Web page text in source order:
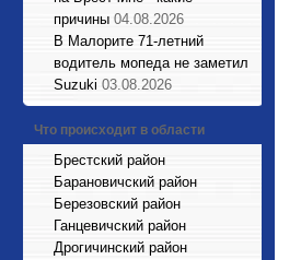
причины 04.08.2026
В Малорите 71-летний
водитель мопеда не заметил
Suzuki 03.08.2026
Что происходит в области
Брестский район
Барановичский район
Березовский район
Ганцевичский район
Дрогичинский район